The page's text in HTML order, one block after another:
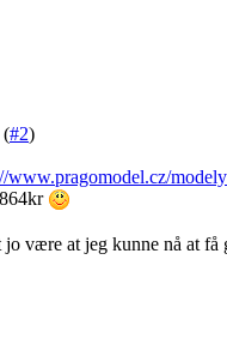
(#2)
www.pragomodel.cz/
være at jeg kunne nå at få